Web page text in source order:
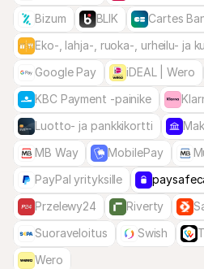
Bizum
BLIK
Cartes
Eko-, lahja-, ruoka-, urheilu- ja
Google Pay
iDEAL | Wero
KBC Payment -painike
Luotto- ja pankkikortti
MB Way
MobilePay
PayPal yrityksille
Przelewy24
Riverty
Suoraveloitus
Swish
Wero